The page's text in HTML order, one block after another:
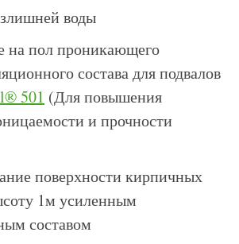
воды
на пол проникающего
состава для подвалов
501 (Для повышения
и прочности
поверхности кирпичных
1м усиленным
составом